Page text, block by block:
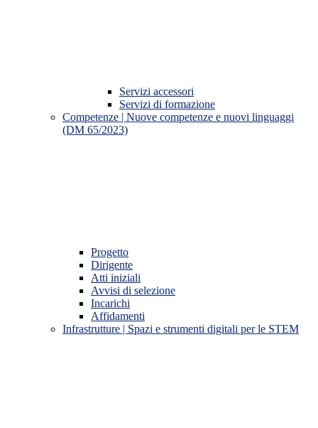
Servizi accessori
Servizi di formazione
Competenze | Nuove competenze e nuovi linguaggi
(DM 65/2023)
Progetto
Dirigente
Atti iniziali
Avvisi di selezione
Incarichi
Affidamenti
Infrastrutture | Spazi e strumenti digitali per le STEM